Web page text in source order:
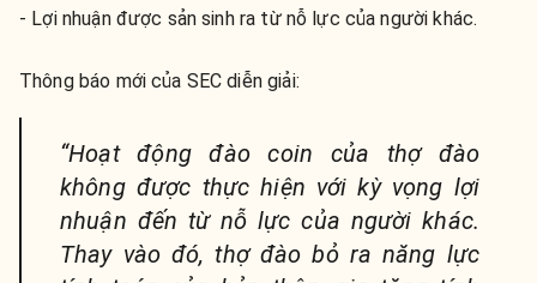
- Lợi nhuận được sản sinh ra từ nỗ lực của người khác.
Thông báo mới của SEC diễn giải:
“Hoạt động đào coin của thợ đào
không được thực hiện với kỳ vọng lợi
nhuận đến từ nỗ lực của người khác.
Thay vào đó, thợ đào bỏ ra năng lực